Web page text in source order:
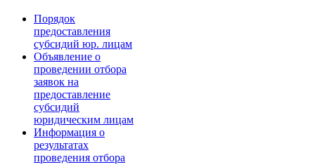
Порядок
предоставления
субсидий юр. лицам
Объявление о
проведении отбора
заявок на
предоставление
субсидий
юридическим лицам
Информация о
результатах
проведения отбора